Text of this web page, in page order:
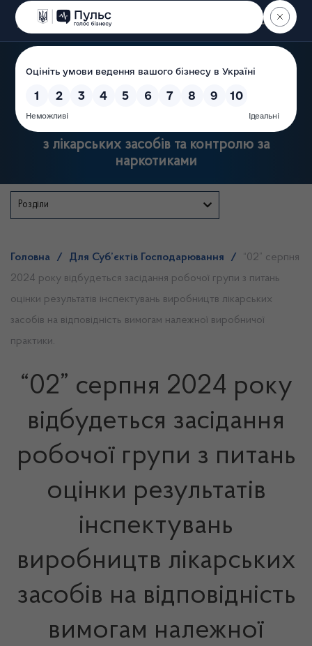
Пошук
Державна служба України
з лікарських засобів та контролю за
наркотиками
Розділи
Головна / Для Суб’єктів Господарювання /
“02” серпня
2024 року відбудеться засідання робочої групи з питань
оцінки результатів інспектувань виробництв лікарських
засобів на відповідність вимогам належної виробничої
практики.
“02” серпня 2024 року
відбудеться засідання
робочої групи з питань
оцінки результатів
інспектувань
виробництв лікарських
засобів на відповідність
вимогам належної